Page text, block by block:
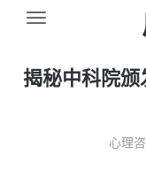
揭秘中科院
心理